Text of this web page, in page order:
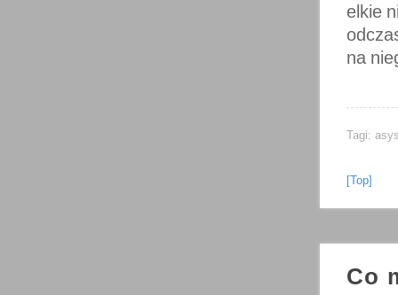
elkie
na
Tagi:
[Top]
Co